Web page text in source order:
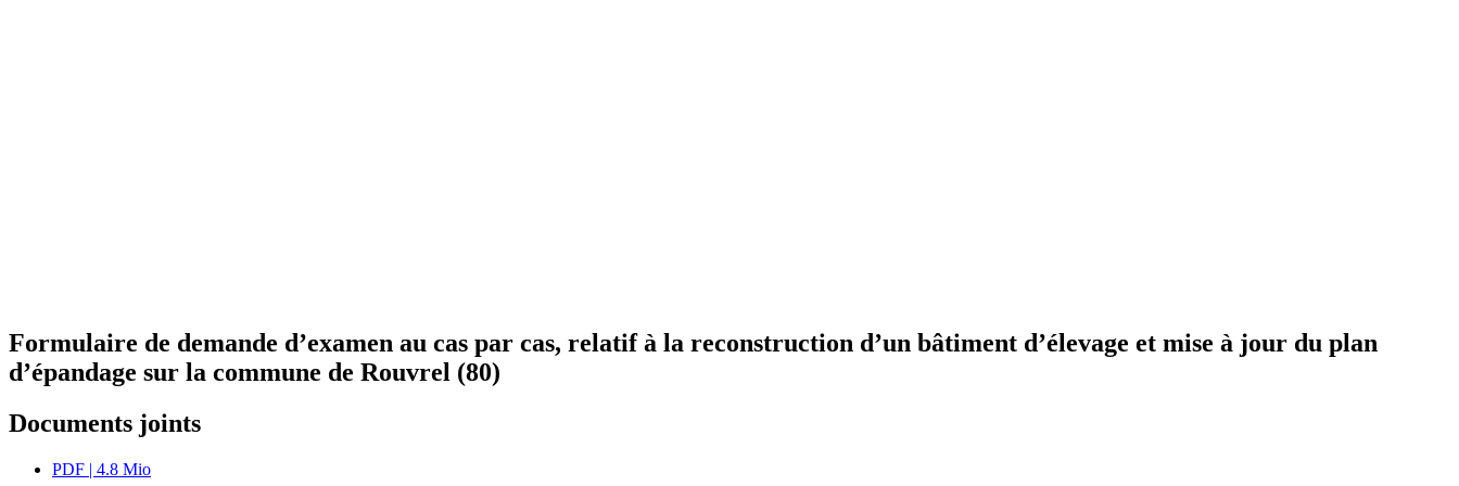
Formulaire de demande d’examen au cas par cas, relatif à la reconstruction d’un bâtiment d’élevage et mise à jour du plan
d’épandage sur la commune de Rouvrel (80)
Documents joints
PDF | 4.8 Mio